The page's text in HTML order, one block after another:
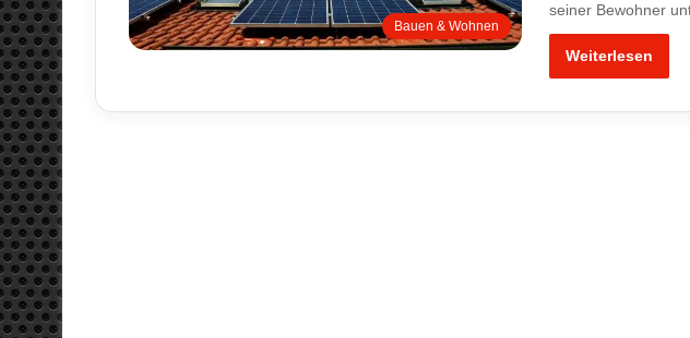
Bauen & Wohnen
seiner Bewohner
Weiterlesen